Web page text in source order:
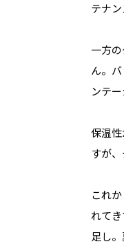
テナン
一方
ん。
ンテー
保温
すが
これ
れて
足し